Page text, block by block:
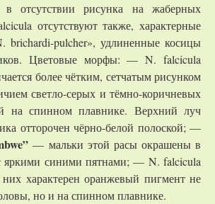
в отсутствии рисунка на жаберных
отсутствуют также, характерные
brichardi-pulcher», удлиненные косицы
Цветовые морфы: — N. falcicula
более чётким, сетчатым рисунком
светло-серых и тёмно-коричневых
на спинном плавнике. Верхний луч
отторочен чёрно-белой полоской; —
— мальки этой расы окрашены в
яркими синими пятнами; — N. falcicula
характерен оранжевый пигмент не
но и на спинном плавнике.